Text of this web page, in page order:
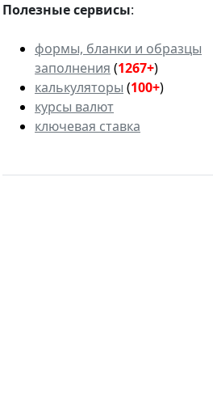
Полезные сервисы:
формы, бланки и образцы
заполнения (1267+)
калькуляторы (100+)
курсы валют
ключевая ставка